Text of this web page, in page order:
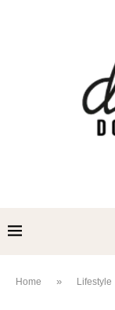
Home » Lifestyle